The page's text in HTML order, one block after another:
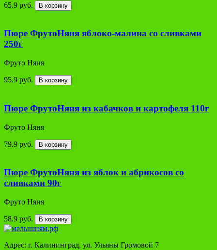
65.9 руб. В корзину
Пюре ФрутоНяня яблоко-малина со сливками
250г
Фруто Няня
95.9 руб. В корзину
Пюре ФрутоНяня из кабачков и картофеля 110г
Фруто Няня
79.9 руб. В корзину
Пюре ФрутоНяня из яблок и абрикосов со
сливками 90г
Фруто Няня
58.9 руб. В корзину
Адрес: г. Калининград, ул. Ульяны Громовой 7